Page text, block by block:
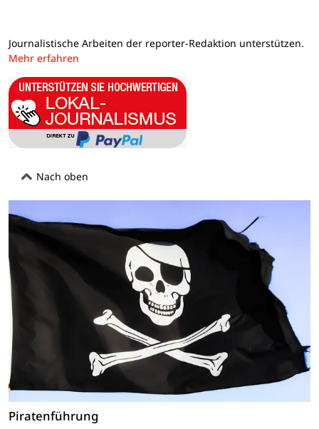
Journalistische Arbeiten der reporter-Redaktion unterstützen.
Mehr erfahren
Nach oben
Piratenführung